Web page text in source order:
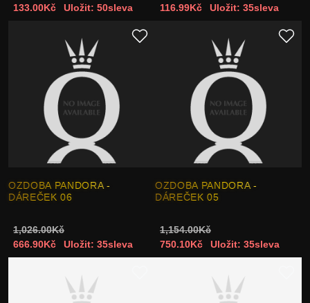
133.00Kč
Uložit: 50sleva
116.99Kč
Uložit: 35sleva
OZDOBA PANDORA -
DÁREČEK 06
1,026.00Kč
666.90Kč
Uložit: 35sleva
OZDOBA PANDORA -
DÁREČEK 05
1,154.00Kč
750.10Kč
Uložit: 35sleva